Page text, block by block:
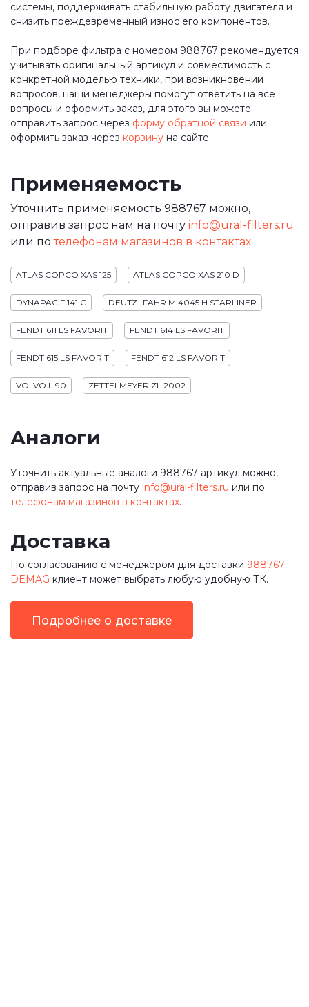
системы, поддерживать стабильную работу двигателя и
снизить преждевременный износ его компонентов.
При подборе фильтра с номером 988767 рекомендуется
учитывать оригинальный артикул и совместимость с
конкретной моделью техники, при возникновении
вопросов, наши менеджеры помогут ответить на все
вопросы и оформить заказ, для этого вы можете
отправить запрос через форму обратной связи или
оформить заказ через корзину на сайте.
Применяемость
Уточнить применяемость 988767 можно,
отправив запрос нам на почту info@ural-filters.ru
или потелефонам магазинов в контактах.
ATLAS COPCO XAS 125 ATLAS COPCO XAS 210 D
DYNAPAC F 141 C DEUTZ -FAHR M 4045 H STARLINER
FENDT 611 LS FAVORIT FENDT 614 LS FAVORIT
FENDT 615 LS FAVORIT FENDT 612 LS FAVORIT
VOLVO L 90 ZETTELMEYER ZL 2002
Аналоги
Уточнить актуальные аналоги 988767 артикул можно,
отправив запрос на почту info@ural-filters.ru или по
телефонам магазинов в контактах.
Доставка
По согласованию с менеджером для доставки 988767
DEMAG клиент может выбрать любую удобную ТК.
Подробнее о доставке